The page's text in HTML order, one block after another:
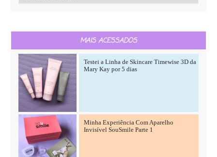
MAIS ACESSADOS
Testei a Linha de Skincare Timewise 3D da
Mary Kay por 5 dias
Minha Experiência Com Aparelho
Invisível SouSmile Parte 1